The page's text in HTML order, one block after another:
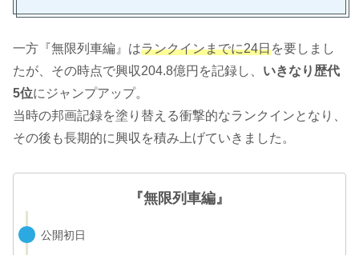
一方『無限列車編』はランクインまでに24日を要しまし
たが、その時点で興収204.8億円を記録し、 いきなり歴代
5位にジャンプアップ。
当時の邦画記録を塗り替える衝撃的なランクインとなり、
その後も長期的に興収を積み上げていきました。
『無限列車編』
公開初日